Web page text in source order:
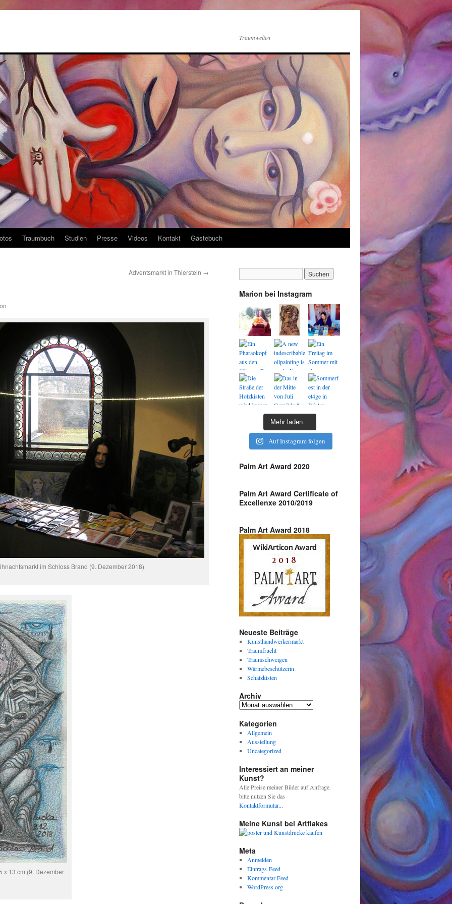
Traumwelten
Traumbuch Studien Presse Videos Kontakt Gästebuch
Adventsmarkt in Thierstein →
im Schloss Brand (9. Dezember 2018)
x 13 cm (9. Dezember
Marion bei Instagram
Mehr laden…
Auf Instagram folgen
Palm Art Award 2020
Palm Art Award Certificate of
Excellenxe 2010/2019
Palm Art Award 2018
Neueste Beiträge
Kunsthandwerkermarkt
Traumfrucht
Traumschweigen
Wärmebeschützerin
Schatzkisten
Archiv
Archiv
Kategorien
Allgemein
Ausstellung
Uncategorized
Interessiert an meiner
Kunst?
Alle Preise meiner Bilder auf Anfrage.
bitte nutzen Sie das
Kontaktformular...
Meine Kunst bei Artflakes
Meta
Anmelden
Eintrags-Feed
Kommentar-Feed
WordPress.org